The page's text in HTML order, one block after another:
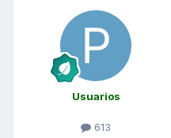
Usuarios
613